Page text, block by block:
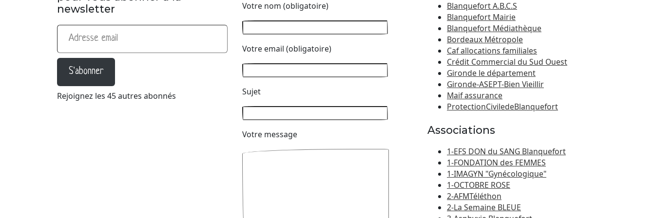
newsletter
Adresse email
S'abonner
Rejoignez les 45 autres abonnés
Votre nom (obligatoire)
Votre email (obligatoire)
Sujet
Votre message
Blanquefort A.B.C.S
Blanquefort Mairie
Blanquefort Médiathèque
Bordeaux Métropole
Caf allocations familiales
Crédit Commercial du Sud Ouest
Gironde le département
Gironde-ASEPT-Bien Vieillir
Maif assurance
ProtectionCiviledeBlanquefort
Associations
1-EFS DON du SANG Blanquefort
1-FONDATION des FEMMES
1-IMAGYN "Gynécologique"
1-OCTOBRE ROSE
2-AFMTéléthon
2-La Semaine BLEUE